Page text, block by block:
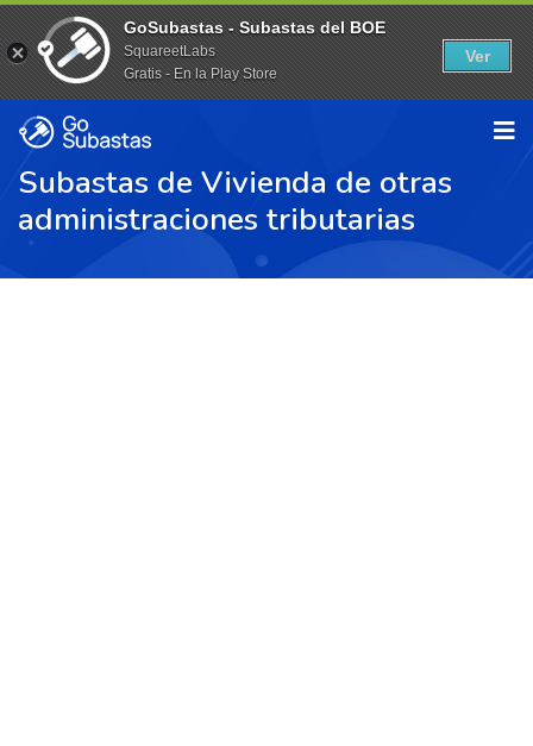
Subastas de Vivienda de otras
administraciones tributarias
GoSubastas - Subastas del BOE
SquareetLabs
Gratis - En la Play Store
Ver